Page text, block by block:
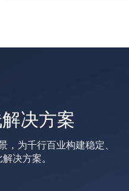
决方案
为千行百业构建稳定、
决方案。